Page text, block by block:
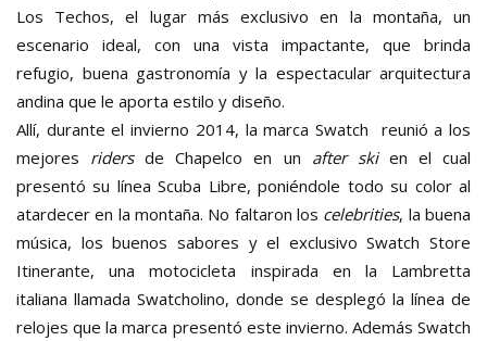
Los Techos, el lugar más exclusivo en la montaña, un
escenario ideal, con una vista impactante, que brinda
refugio, buena gastronomía y la espectacular arquitectura
andina que le aporta estilo y diseño.
Allí, durante el invierno 2014, la marca Swatch reunió a los
mejores ridersde Chapelco en un after skien el cual
presentó su línea Scuba Libre, poniéndole todo su color al
atardecer en la montaña. No faltaron los celebrities, la buena
música, los buenos sabores y el exclusivo Swatch Store
Itinerante, una motocicleta inspirada en la Lambretta
italiana llamada Swatcholino, donde se desplegó la línea de
relojes que la marca presentó este invierno. Además Swatch